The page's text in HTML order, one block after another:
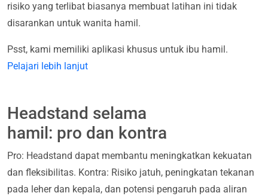
risiko yang terlibat biasanya membuat latihan ini tidak
disarankan untuk wanita hamil.
Psst, kami memiliki aplikasi khusus untuk ibu hamil.
Pelajari lebih lanjut
Headstand selama
hamil: pro dan kontra
Pro: Headstand dapat membantu meningkatkan kekuatan
dan fleksibilitas. Kontra: Risiko jatuh, peningkatan tekanan
pada leher dan kepala, dan potensi pengaruh pada aliran